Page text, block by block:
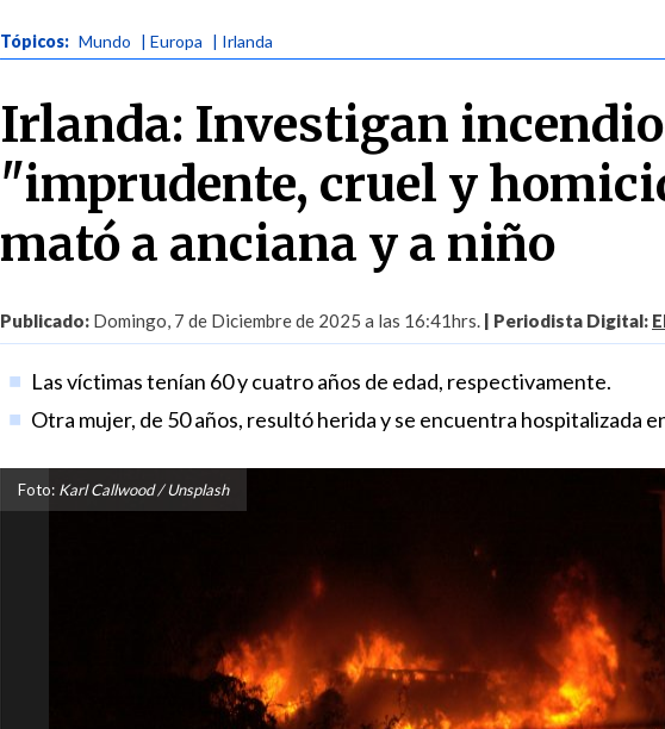
Tópicos: Mundo | Europa | Irlanda
Irlanda: Investigan incendio
"imprudente, cruel y
mató a anciana y a niño
Publicado: Domingo, 7 de Diciembre de 2025 a las 16:41hrs. | Periodista Digital:
Las víctimas tenían 60 y cuatro años de edad, respectivamente.
Otra mujer, de 50 años, resultó herida y se encuentra hospitalizada
Foto: Karl Callwood / Unsplash